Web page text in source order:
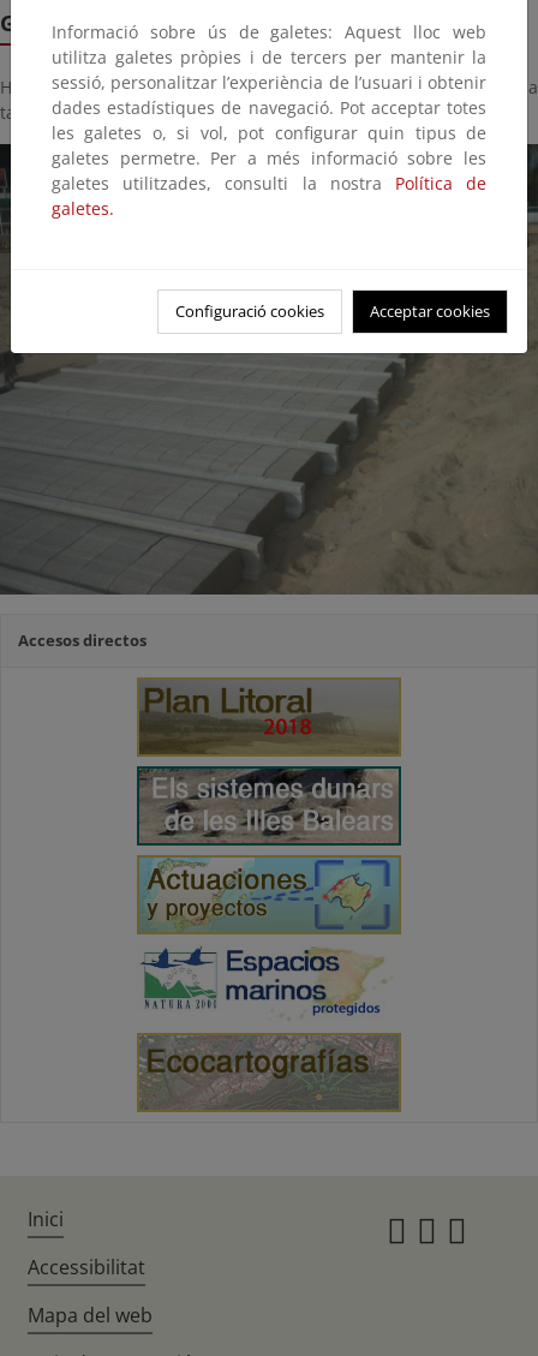
Galería multimedia
Haga click sobre la imagen para ver la galería del proyecto a
tamaño completo:
Accesos directos
Informació sobre ús de galetes: Aquest lloc web
utilitza galetes pròpies i de tercers per mantenir la
sessió, personalitzar l’experiència de l’usuari i obtenir
dades estadístiques de navegació. Pot acceptar totes
les galetes o, si vol, pot configurar quin tipus de
galetes permetre. Per a més informació sobre les
galetes utilitzades, consulti la nostra Política de
galetes.
Configuració cookies Acceptar cookies
Inici
Accessibilitat
Mapa del web